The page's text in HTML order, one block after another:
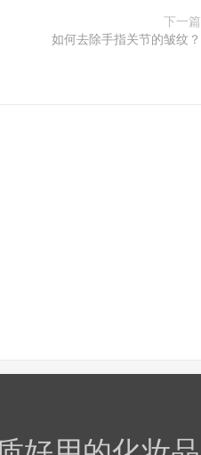
下一篇
如何去除手指关节的皱纹？